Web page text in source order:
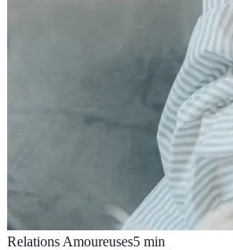
Relations Amoureuses5 min